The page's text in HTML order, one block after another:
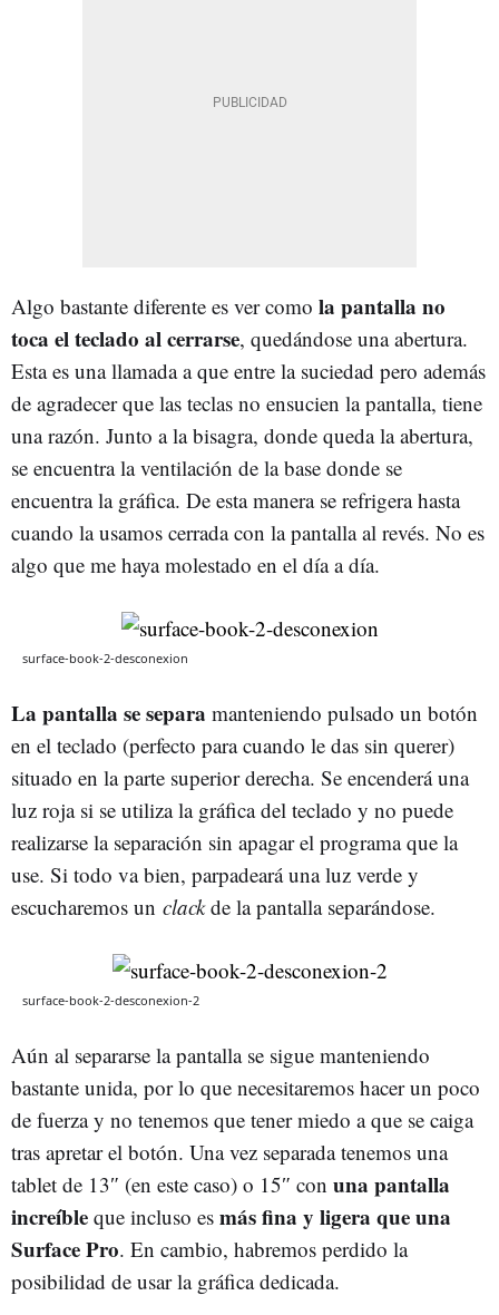
Algo bastante diferente es ver como la pantalla no
toca el teclado al cerrarse, quedándose una abertura.
Esta es una llamada a que entre la suciedad pero además
de agradecer que las teclas no ensucien la pantalla, tiene
una razón. Junto a la bisagra, donde queda la abertura,
se encuentra la ventilación de la base donde se
encuentra la gráfica. De esta manera se refrigera hasta
cuando la usamos cerrada con la pantalla al revés. No es
algo que me haya molestado en el día a día.
surface-book-2-desconexion
La pantalla se separa manteniendo pulsado un botón
en el teclado (perfecto para cuando le das sin querer)
situado en la parte superior derecha. Se encenderá una
luz roja si se utiliza la gráfica del teclado y no puede
realizarse la separación sin apagar el programa que la
use. Si todo va bien, parpadeará una luz verde y
escucharemos un clackde la pantalla separándose.
surface-book-2-desconexion-2
Aún al separarse la pantalla se sigue manteniendo
bastante unida, por lo que necesitaremos hacer un poco
de fuerza y no tenemos que tener miedo a que se caiga
tras apretar el botón. Una vez separada tenemos una
tablet de 13″ (en este caso) o 15″ con una pantalla
increíble que incluso es más fina y ligera que una
Surface Pro. En cambio, habremos perdido la
posibilidad de usar la gráfica dedicada.